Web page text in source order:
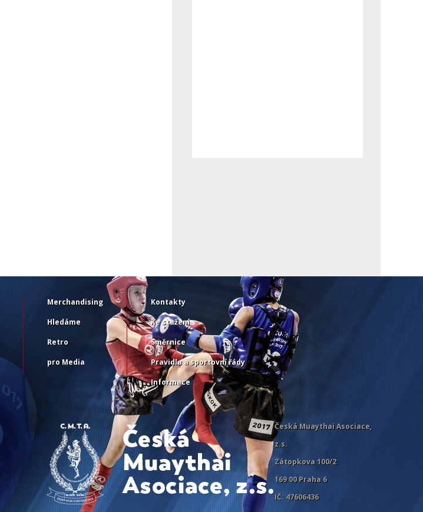
Merchandising
Hledáme
Retro
pro Media
Kontakty
Ke stažení
Směrnice
Pravidla a sportovní řády
Informace
Česká Muaythai Asociace,
z.s.
Zátopkova 100/2
169 00 Praha 6
IČ: 47606436